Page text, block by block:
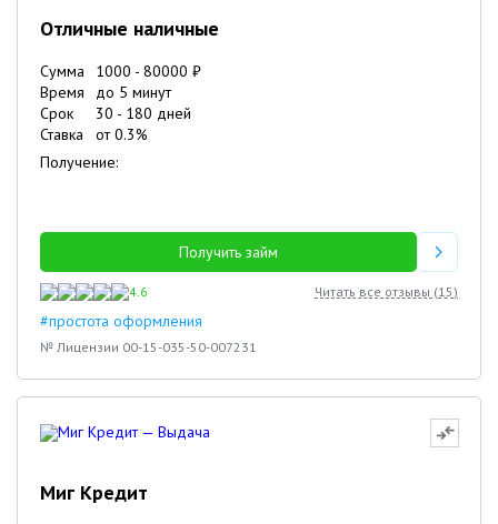
Отличные наличные
Сумма 1000 - 80000 ₽
Время
до 5 минут
Срок
30 - 180 дней
Ставка
от0.3%
Получение:
Получить займ
4.6 Читать все отзывы (15)
#простота оформления
№ Лицензии 00-15-035-50-007231
Миг Кредит